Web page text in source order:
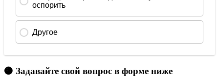
🟠 Задавайте свой вопрос в форме ниже